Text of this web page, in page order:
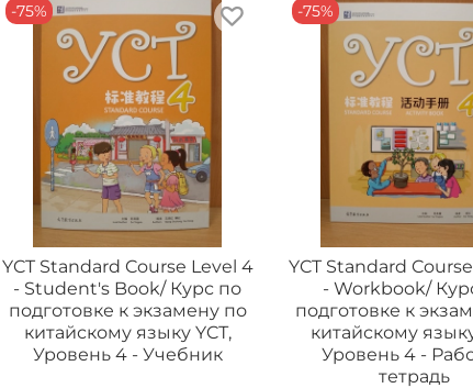
-75%
YCT Standard Course Level 4
- Student's Book/ Курс по
подготовке к экзамену по
китайскому языку YCТ,
Уровень 4 - Учебник
-75%
YCT Standard
- Workbook/
подготовке к
китайскому
Уровень 4 -
тетрадь